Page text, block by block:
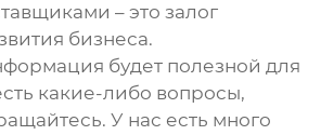
– это залог
бизнеса.
будет полезной для
какие-либо вопросы,
У нас есть много